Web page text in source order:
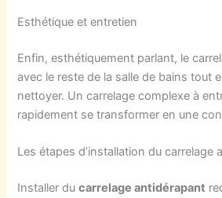
Esthétique et entretien
Enfin, esthétiquement parlant, le
avec le reste de la salle de bains tout
nettoyer. Un carrelage complexe à
rapidement se transformer en une
Les étapes d’installation du carrelage
Installer ducarrelage antidérapant